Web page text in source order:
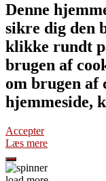
Denne
sikre dig den
klikke rundt
brugen af
om brugen af
Accepter
Læs mere